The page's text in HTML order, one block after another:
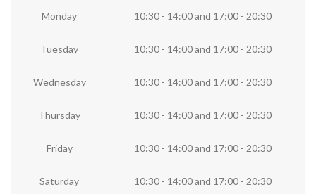
Monday 10:30 - 14:00and 17:00 - 20:30
Tuesday 10:30 - 14:00and 17:00 - 20:30
Wednesday 10:30 - 14:00and 17:00 - 20:30
Thursday 10:30 - 14:00and 17:00 - 20:30
Friday 10:30 - 14:00and 17:00 - 20:30
Saturday 10:30 - 14:00and 17:00 - 20:30